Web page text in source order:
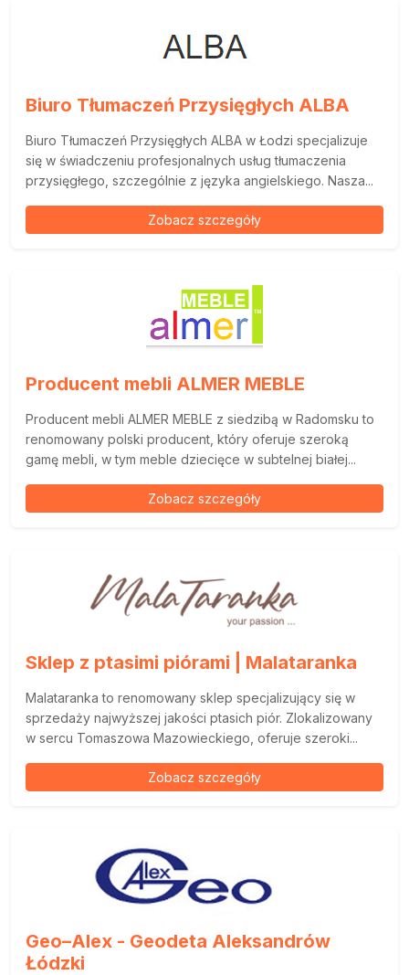
Biuro Tłumaczeń Przysięgłych ALBA
Biuro Tłumaczeń Przysięgłych ALBA w Łodzi specjalizuje
się w świadczeniu profesjonalnych usług tłumaczenia
przysięgłego, szczególnie z języka angielskiego. Nasza...
Zobacz szczegóły
Producent mebli ALMER MEBLE
Producent mebli ALMER MEBLE z siedzibą w Radomsku to
renomowany polski producent, który oferuje szeroką
gamę mebli, w tym meble dziecięce w subtelnej białej...
Zobacz szczegóły
Sklep z ptasimi piórami | Malataranka
Malataranka to renomowany sklep specjalizujący się w
sprzedaży najwyższej jakości ptasich piór. Zlokalizowany
w sercu Tomaszowa Mazowieckiego, oferuje szeroki...
Zobacz szczegóły
Geo–Alex - Geodeta Aleksandrów
Łódzki